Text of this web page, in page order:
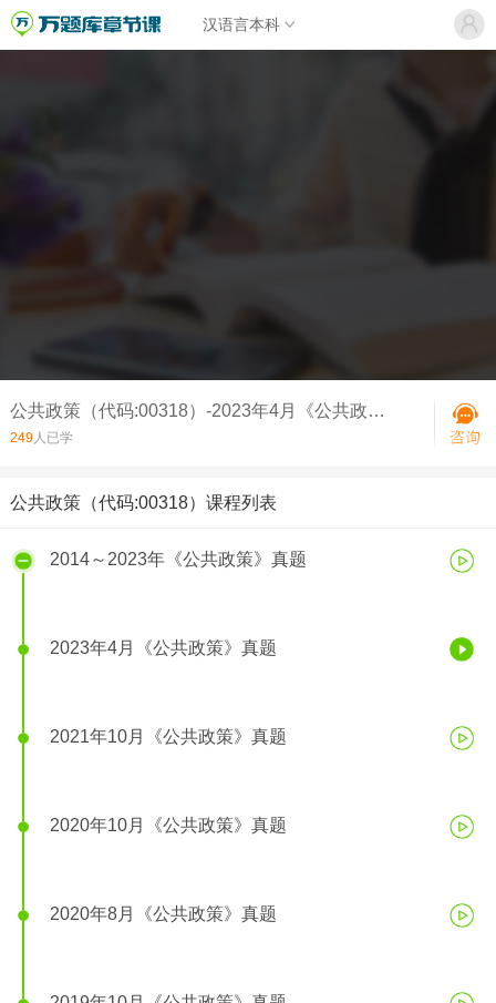
汉语言本科
公共政策（代码:00318）-2023年4月《公共政策》真题
249人已学
公共政策（代码:00318）课程列表
2014～2023年《公共政策》真题
2023年4月《公共政策》真题
2021年10月《公共政策》真题
2020年10月《公共政策》真题
2020年8月《公共政策》真题